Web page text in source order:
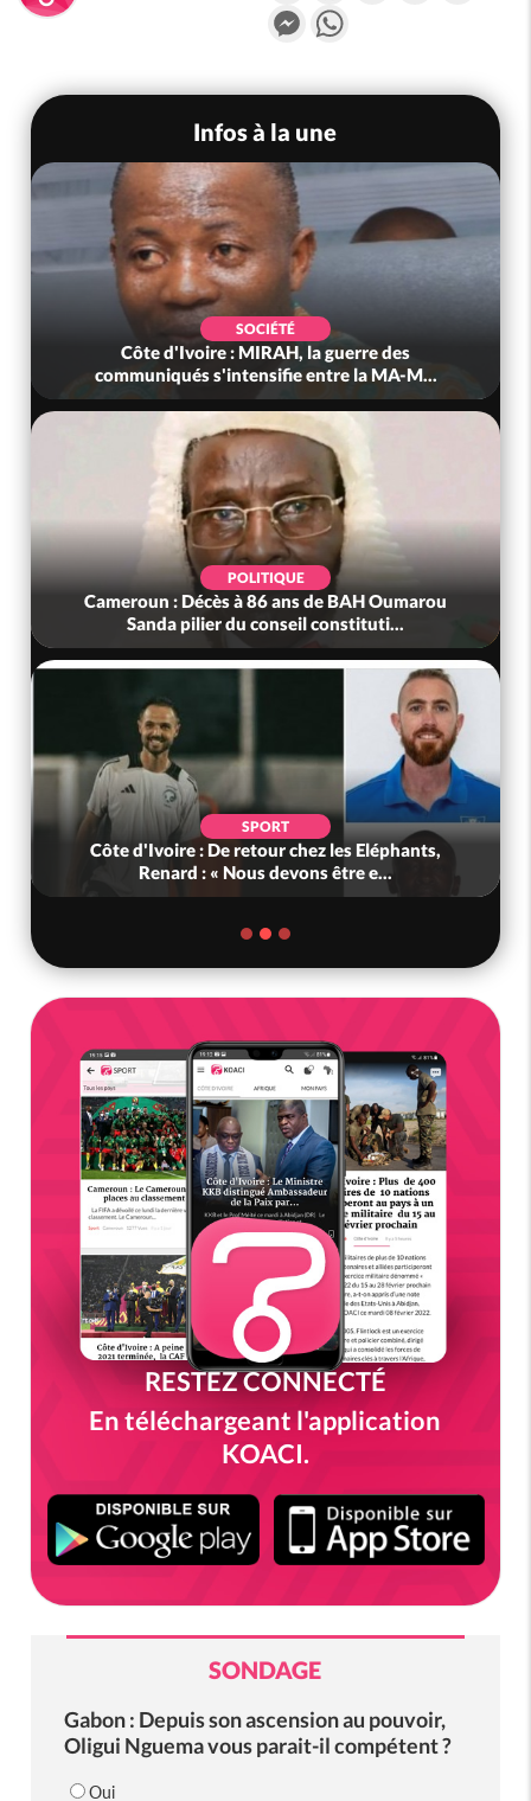
Messenger
Infos à la une
POLITIQUE
Côte d'Ivoire : Après le pari réussi du 66e
anniversaire, Adama Bictogo : «...
POLITIQUE
Bénin : L'ancien président Patrice Talon élu à la
tête du Sénat
POLITIQUE
Ghana : Kenneth Adjei nommé ministre de la
Défense, Zanetor A-Rawlings à l...
RESTEZ CONNECTÉ
En téléchargeant l'application
KOACI.
SONDAGE
Gabon : Depuis son ascension au pouvoir,
Oligui Nguema vous parait-il compétent ?
Oui